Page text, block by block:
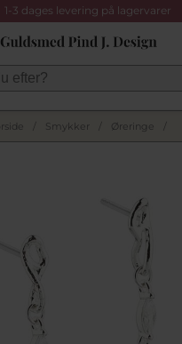
1-3 dages levering på lagervarer
Smykker Øreringe